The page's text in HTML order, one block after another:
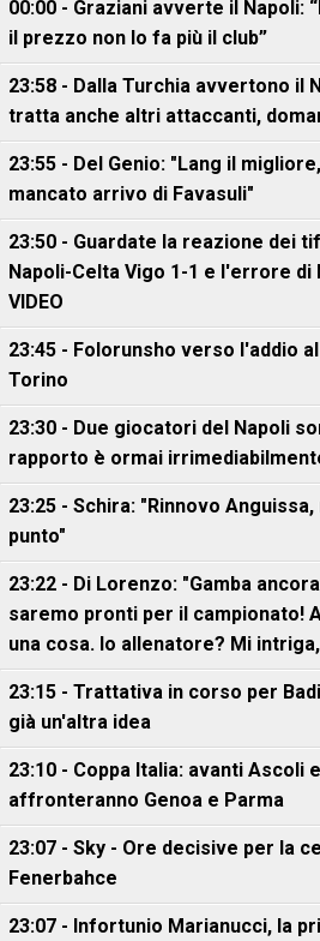
00:00 - Graziani avverte il Napoli:
il prezzo non lo fa più il club”
23:58 - Dalla Turchia avvertono il
tratta anche altri attaccanti,
23:55 - Del Genio: "Lang il
mancato arrivo di Favasuli"
23:50 - Guardate la reazione dei
Napoli-Celta Vigo 1-1 e l'errore di
VIDEO
23:45 - Folorunsho verso l'addio
Torino
23:30 - Due giocatori del Napoli
rapporto è ormai
23:25 - Schira: "Rinnovo
punto"
23:22 - Di Lorenzo: "Gamba
saremo pronti per il campionato!
una cosa. Io allenatore? Mi
23:15 - Trattativa in corso per
già un'altra idea
23:10 - Coppa Italia: avanti Ascoli
affronteranno Genoa e Parma
23:07 - Sky - Ore decisive per la
Fenerbahce
23:07 - Infortunio Marianucci, la